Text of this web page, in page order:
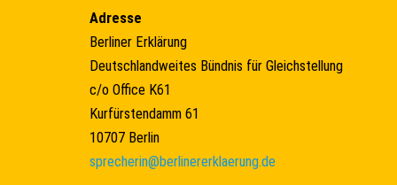
Adresse
Berliner Erklärung
Deutschlandweites Bündnis für Gleichstellung
c/o Office K61
Kurfürstendamm 61
10707 Berlin
sprecherin@berlinererklaerung.de